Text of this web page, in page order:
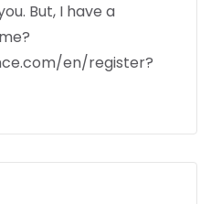
But, I have a
en/register?